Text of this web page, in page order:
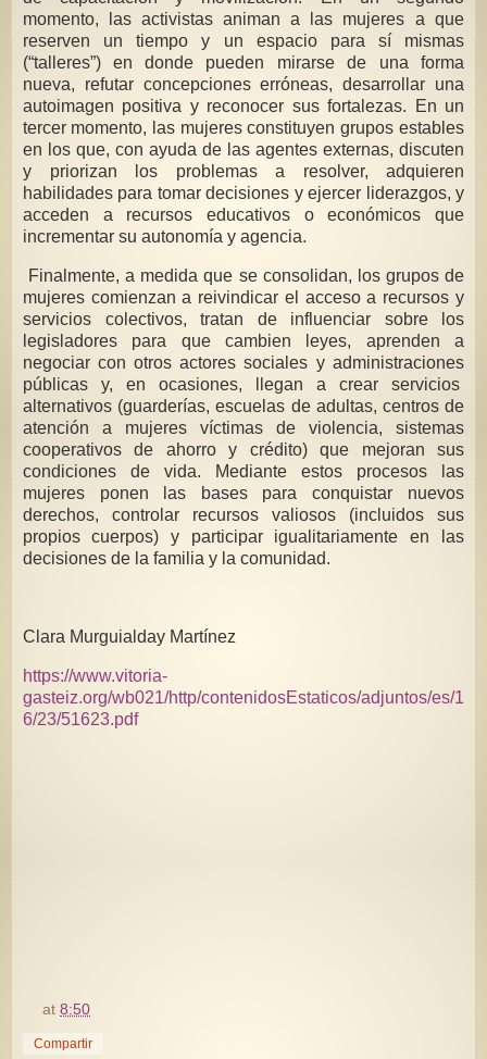
momento, las activistas animan a las mujeres a que
reserven un tiempo y un espacio para sí mismas
(“talleres”) en donde pueden mirarse de una forma
nueva, refutar concepciones erróneas, desarrollar una
autoimagen positiva y reconocer sus fortalezas. En un
tercer momento, las mujeres constituyen grupos estables
en los que, con ayuda de las agentes externas, discuten
y priorizan los problemas a resolver, adquieren
habilidades para tomar decisiones y ejercer liderazgos, y
acceden a recursos educativos o económicos que
incrementar su autonomía y agencia.
Finalmente, a medida que se consolidan, los grupos de
mujeres comienzan a reivindicar el acceso a recursos y
servicios colectivos, tratan de influenciar sobre los
legisladores para que cambien leyes, aprenden a
negociar con otros actores sociales y administraciones
públicas y, en ocasiones, llegan a crear servicios
alternativos (guarderías, escuelas de adultas, centros de
atención a mujeres víctimas de violencia, sistemas
cooperativos de ahorro y crédito) que mejoran sus
condiciones de vida. Mediante estos procesos las
mujeres ponen las bases para conquistar nuevos
derechos, controlar recursos valiosos (incluidos sus
propios cuerpos) y participar igualitariamente en las
decisiones de la familia y la comunidad.
Clara Murguialday Martínez
https://www.vitoria-
gasteiz.org/wb021/http/contenidosEstaticos/adjuntos/es/1
6/23/51623.pdf
at8:50
Compartir